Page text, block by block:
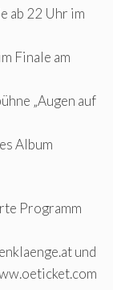
ab 22 Uhr im
Finale am
„Augen auf
Album
Programm
und